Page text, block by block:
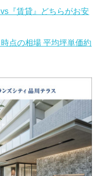
『賃貸』どちらがお安
点の相場 平均坪単価約